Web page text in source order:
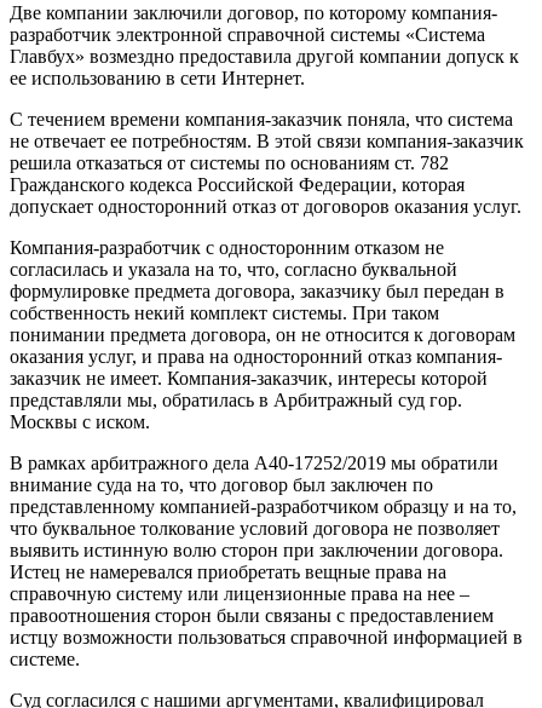
Две компании заключили договор, по которому компания-
разработчик электронной справочной системы «Система
Главбух» возмездно предоставила другой компании допуск к
ее использованию в сети Интернет.
С течением времени компания-заказчик поняла, что система
не отвечает ее потребностям. В этой связи компания-заказчик
решила отказаться от системы по основаниям ст. 782
Гражданского кодекса Российской Федерации, которая
допускает односторонний отказ от договоров оказания услуг.
Компания-разработчик с односторонним отказом не
согласилась и указала на то, что, согласно буквальной
формулировке предмета договора, заказчику был передан в
собственность некий комплект системы. При таком
понимании предмета договора, он не относится к договорам
оказания услуг, и права на односторонний отказ компания-
заказчик не имеет. Компания-заказчик, интересы которой
представляли мы, обратилась в Арбитражный суд гор.
Москвы с иском.
В рамках арбитражного дела А40-17252/2019 мы обратили
внимание суда на то, что договор был заключен по
представленному компанией-разработчиком образцу и на то,
что буквальное толкование условий договора не позволяет
выявить истинную волю сторон при заключении договора.
Истец не намеревался приобретать вещные права на
справочную систему или лицензионные права на нее –
правоотношения сторон были связаны с предоставлением
истцу возможности пользоваться справочной информацией в
системе.
Суд согласился с нашими аргументами, квалифицировал